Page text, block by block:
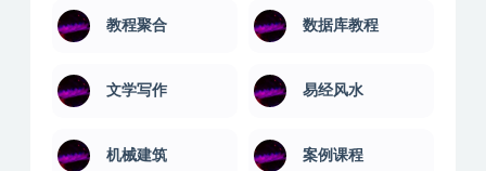
教程聚合 数据库教程
文学写作 易经风水
机械建筑 案例课程